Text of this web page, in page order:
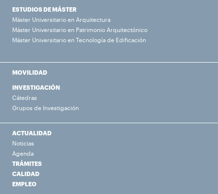
ESTUDIOS DE MÁSTER
Máster Universitario en Arquitectura
Máster Universitario en Patrimonio Arquitectónico
Máster Universitario en Tecnología de Edificación
MOVILIDAD
INVESTIGACIÓN
Cátedras
Grupos de Investigación
ACTUALIDAD
Noticias
Agenda
TRÁMITES
CALIDAD
EMPLEO